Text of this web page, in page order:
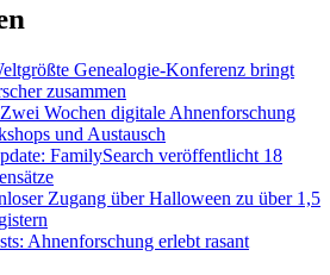
Genealogie-Konferenz bringt
zusammen
Wochen digitale Ahnenforschung
und Austausch
FamilySearch veröffentlicht 18
Zugang über Halloween zu über 1,5
Ahnenforschung erlebt rasant